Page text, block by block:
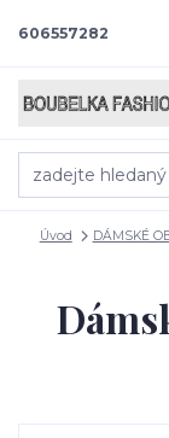
606557282
Úvod DÁMSKÉ